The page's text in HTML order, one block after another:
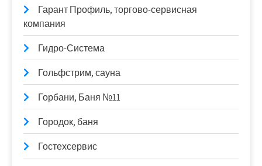
Гарант Профиль, торгово-сервисная
компания
Гидро-Система
Гольфстрим, сауна
Горбани, Баня №11
Городок, баня
Гостехсервис